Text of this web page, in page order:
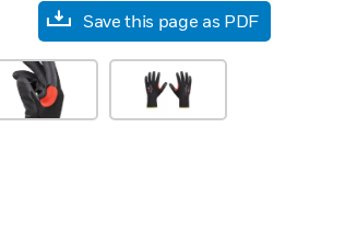
Save this page as PDF